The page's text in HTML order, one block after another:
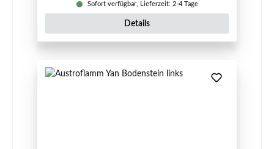
Sofort verfügbar, Lieferzeit: 2-4 Tage
Details